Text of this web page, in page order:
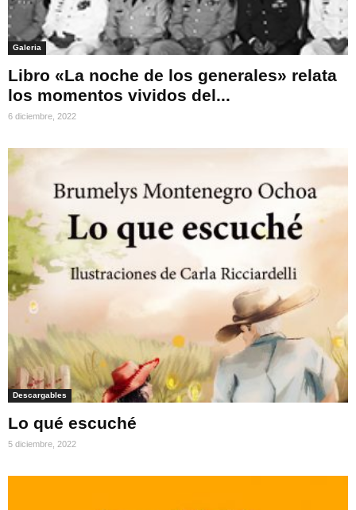
Galeria
Libro «La noche de los generales» relata
los momentos vividos del...
6 diciembre, 2022
Descargables
Lo qué escuché
5 diciembre, 2022